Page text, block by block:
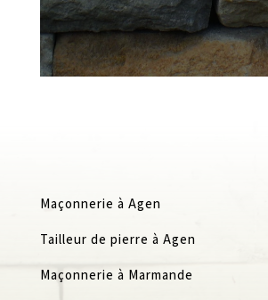
Maçonnerie à Agen
Tailleur de pierre à Agen
Maçonnerie à Marmande